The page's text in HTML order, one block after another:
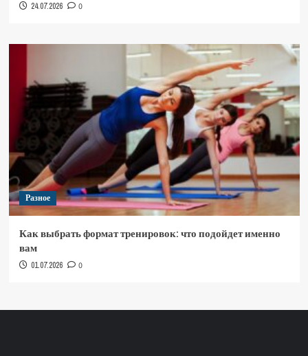
24.07.2026 0
Разное
Как выбрать формат тренировок: что подойдет именно
вам
01.07.2026 0